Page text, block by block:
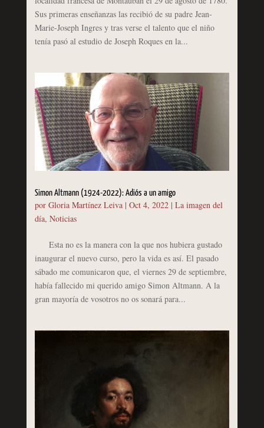
Sus primeras enseñanzas las recibió de su padre Jean-
Marie-Joseph Ingres y tras verse el talento que el niño
tenía pasó al estudio de Joseph Roques en la...
Simon Altmann (1924-2022): Adiós a un amigo
por Gloria Martínez Leiva| Oct 4, 2022| La imagen del
día, Noticias
Esta no es la manera con la que nos hubiera gustado
inaugurar el nuevo curso, pero la vida es así. El pasado
sábado me comunicaron que, el viernes 29 de septiembre,
había fallecido mi querido amigo Simon Altmann. A la
gran mayoría de vosotros no os sonará para...